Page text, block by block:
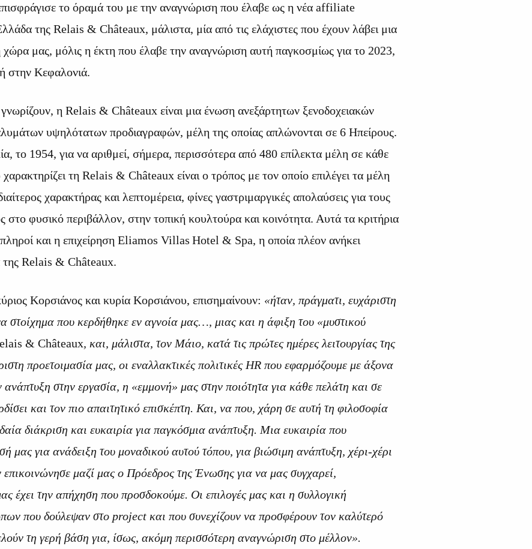
το όραμά του με την αναγνώριση που έλαβε ως η νέα affiliate
της Relais & Châteaux, μάλιστα, μία από τις ελάχιστες που έχουν λάβει μια
χώρα μας, μόλις η έκτη που έλαβε την αναγνώριση αυτή παγκοσμίως για το 2023,
στην Κεφαλονιά.
η Relais & Châteaux είναι μια ένωση ανεξάρτητων ξενοδοχειακών
υψηλότατων προδιαγραφών, μέλη της οποίας απλώνονται σε 6 Ηπείρους.
το 1954, για να αριθμεί, σήμερα, περισσότερα από 480 επίλεκτα μέλη σε κάθε
τη Relais & Châteaux είναι ο τρόπος με τον οποίο επιλέγει τα μέλη
χαρακτήρας και λεπτομέρεια, φίνες γαστριμαργικές απολαύσεις για τους
στο φυσικό περιβάλλον, στην τοπική κουλτούρα και κοινότητα. Αυτά τα κριτήρια
και η επιχείρηση Eliamos Villas Hotel & Spa, η οποία πλέον ανήκει
της Relais & Châteaux.
Κορσιάνος και κυρία Κορσιάνου, επισημαίνουν: «ήταν, πράγματι, ευχάριστη
στοίχημα που κερδήθηκε εν αγνοία μας…, μιας και η άφιξη του «μυστικού
& Châteaux, και, μάλιστα, τον Μάιο, κατά τις πρώτες ημέρες λειτουργίας της
προετοιμασία μας, οι εναλλακτικές πολιτικές HR που εφαρμόζουμε με άξονα
ανάπτυξη στην εργασία, η «εμμονή» μας στην ποιότητα για κάθε πελάτη και σε
και τον πιο απαιτητικό επισκέπτη. Και, να που, χάρη σε αυτή τη φιλοσοφία
διάκριση και ευκαιρία για παγκόσμια ανάπτυξη. Μια ευκαιρία που
μας για ανάδειξη του μοναδικού αυτού τόπου, για βιώσιμη ανάπτυξη, χέρι-χέρι
μαζί μας ο Πρόεδρος της Ένωσης για να μας συγχαρεί,
έχει την απήχηση που προσδοκούμε. Οι επιλογές μας και η συλλογική
που δούλεψαν στο project και που συνεχίζουν να προσφέρουν τον καλύτερό
τη γερή βάση για, ίσως, ακόμη περισσότερη αναγνώριση στο μέλλον».